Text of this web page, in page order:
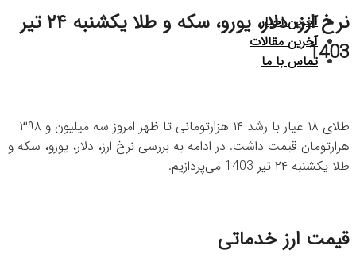
آخرین اخبار
آخرین مقالات
تماس با ما
نرخ ارز، دلار، یورو، سکه و طلا یکشنبه ۲۴ تیر
1403
طلای ۱۸ عیار با رشد ۱۴ هزارتومانی تا ظهر امروز سه میلیون و ۳۹۸
هزارتومان قیمت داشت. در ادامه به بررسی نرخ ارز، دلار، یورو، سکه و
طلا یکشنبه ۲۴ تیر 1403 می‌پردازیم.
قیمت ارز خدماتی